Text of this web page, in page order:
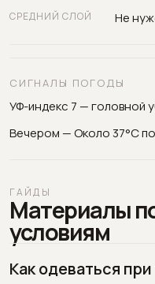
СРЕДНИЙ СЛОЙ Не
СИГНАЛЫ ПОГОДЫ
УФ-индекс 7 — головной
Вечером — Около 37°C
ГАЙДЫ
Материалы
условиям
Как одеваться